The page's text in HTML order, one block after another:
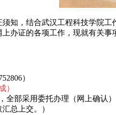
须知，结合武汉工程科技学院工
办证的各项工作，现就有关事
）
）
全部采用委托办理（网上确认
总上交。）